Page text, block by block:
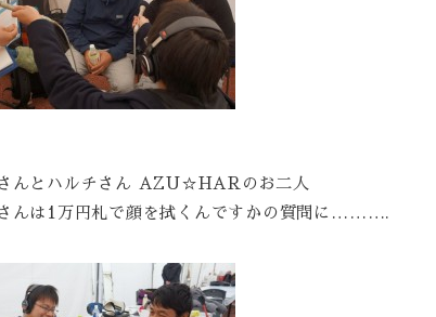
んとハルチさん AZU☆HARのお二人
んは1万円札で顔を拭くんですかの質問に……….